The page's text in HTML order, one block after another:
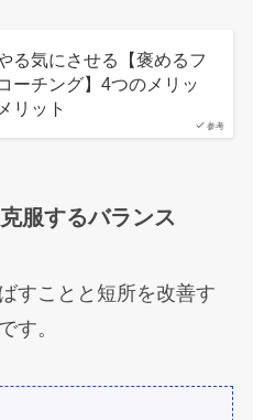
参考
る気にさせる【褒めるフ
ーチング】4つのメリッ
リット
服するバランス
すことと短所を改善す
す。